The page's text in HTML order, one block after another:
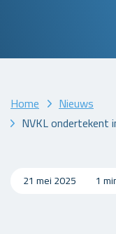
Home
Nieuws
NVKL ondertekent
21 mei 2025 1